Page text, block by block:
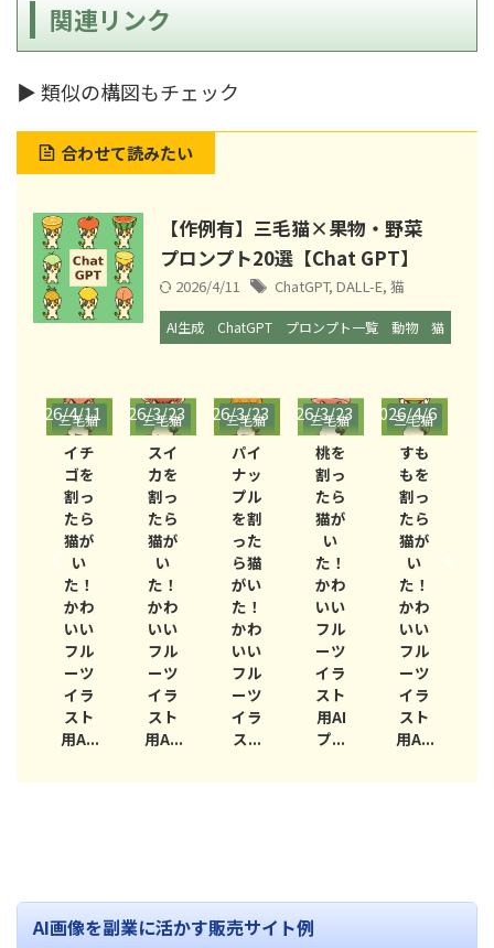
関連リンク
▶ 類似の構図もチェック
合わせて読みたい
【作例有】三毛猫×果物・野菜
プロンプト20選【Chat GPT】
2026/4/11 ChatGPT, DALL-E, 猫
AI生成 ChatGPT プロンプト一覧 動物 猫
三毛猫
と果
物・野
菜
2026/4/11
イチ
ゴを
割っ
たら
猫が
い
た！
かわ
いい
フル
ーツ
イラ
スト
用A...
三毛猫
と果
物・野
菜
2026/3/23
スイ
カを
割っ
たら
猫が
い
た！
かわ
いい
フル
ーツ
イラ
スト
用A...
三毛猫
と果
物・野
菜
2026/3/23
パイ
ナッ
プル
を割
った
ら猫
がい
た！
かわ
いい
フル
ーツ
イラ
ス...
三毛猫
と果
物・野
菜
2026/3/23
桃を
割っ
たら
猫が
い
た！
かわ
いい
フル
ーツ
イラ
スト
用AI
プ...
三毛猫
と果
物・野
菜
2026/4/6
すも
もを
割っ
たら
猫が
い
た！
かわ
いい
フル
ーツ
イラ
スト
用A...
AI画像を副業に活かす販売サイト例